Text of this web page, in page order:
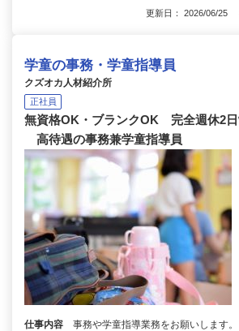
更新日： 2026/06/25
学童の事務・学童指導員
クズオカ人材紹介所
正社員
無資格OK・ブランクOK 完全週休2日
高待遇の事務兼学童指導員
仕事内容
事務や学童指導業務をお願いします